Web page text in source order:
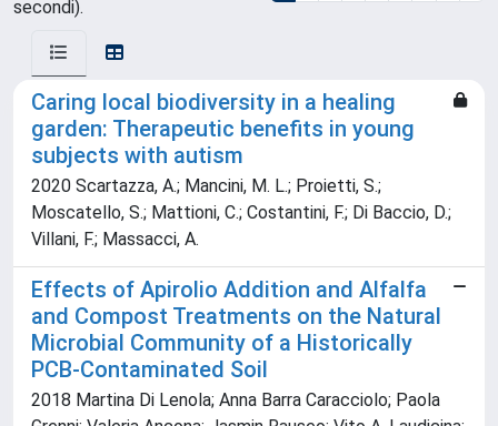
secondi).
Caring local biodiversity in a healing
garden: Therapeutic benefits in young
subjects with autism
2020 Scartazza, A.; Mancini, M. L.; Proietti, S.;
Moscatello, S.; Mattioni, C.; Costantini, F.; Di Baccio, D.;
Villani, F.; Massacci, A.
Effects of Apirolio Addition and Alfalfa
and Compost Treatments on the Natural
Microbial Community of a Historically
PCB-Contaminated Soil
2018 Martina Di Lenola; Anna Barra Caracciolo; Paola